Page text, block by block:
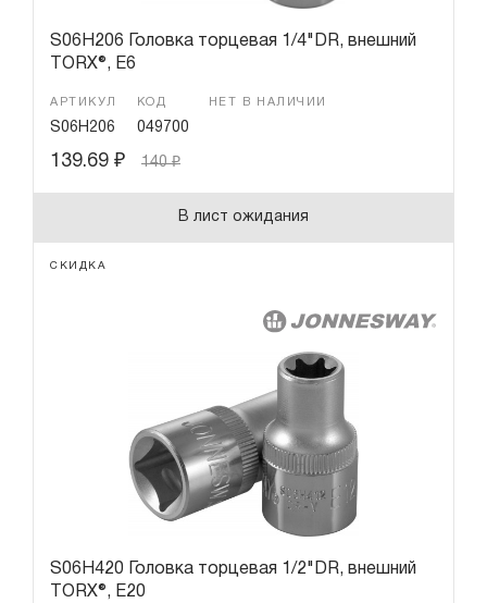
S06H206 Головка торцевая 1/4"DR, внешний
TORX®, Е6
АРТИКУЛ
S06H206
КОД
049700
НЕТ В НАЛИЧИИ
139.69 ₽ 140₽
В лист ожидания
СКИДКА
S06H420 Головка торцевая 1/2"DR, внешний
TORX®, Е20